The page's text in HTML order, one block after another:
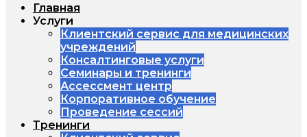
Главная
Услуги
Клиентский сервис для медицинских
учреждений
Консалтинговые услуги
Семинары и тренинги
Ассессмент центр
Корпоративное обучение
Проведение сессий
Тренинги